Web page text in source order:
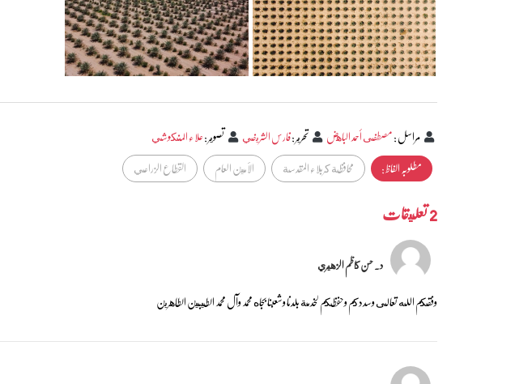
مراسل:مصطفى أحمد الباهض تحرير:فارس الشريفي تصوير:علاء المنكوشي
مطلوبہ الفاظ :
محافظة كربلاء المقدسة الأمين العام القطاع الزراعي
2 تعليقات
د. حسن كاظم الزهيري
وفقكم الله تعالى وسددكم وحفظكم لخدمة بلدنا وشعبنا بجاه محمد وآل محمد الطيبين الطاهرين